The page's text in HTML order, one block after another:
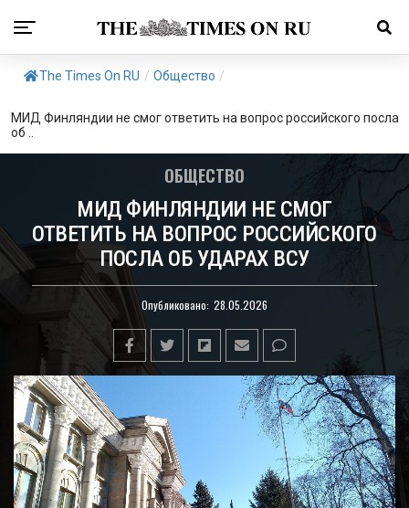
The Times On RU / Общество /
МИД Финляндии не смог ответить на вопрос российского посла
об ..
ОБЩЕСТВО
МИД ФИНЛЯНДИИ НЕ СМОГ
ОТВЕТИТЬ НА ВОПРОС РОССИЙСКОГО
ПОСЛА ОБ УДАРАХ ВСУ
Опубликовано: 28.05.2026